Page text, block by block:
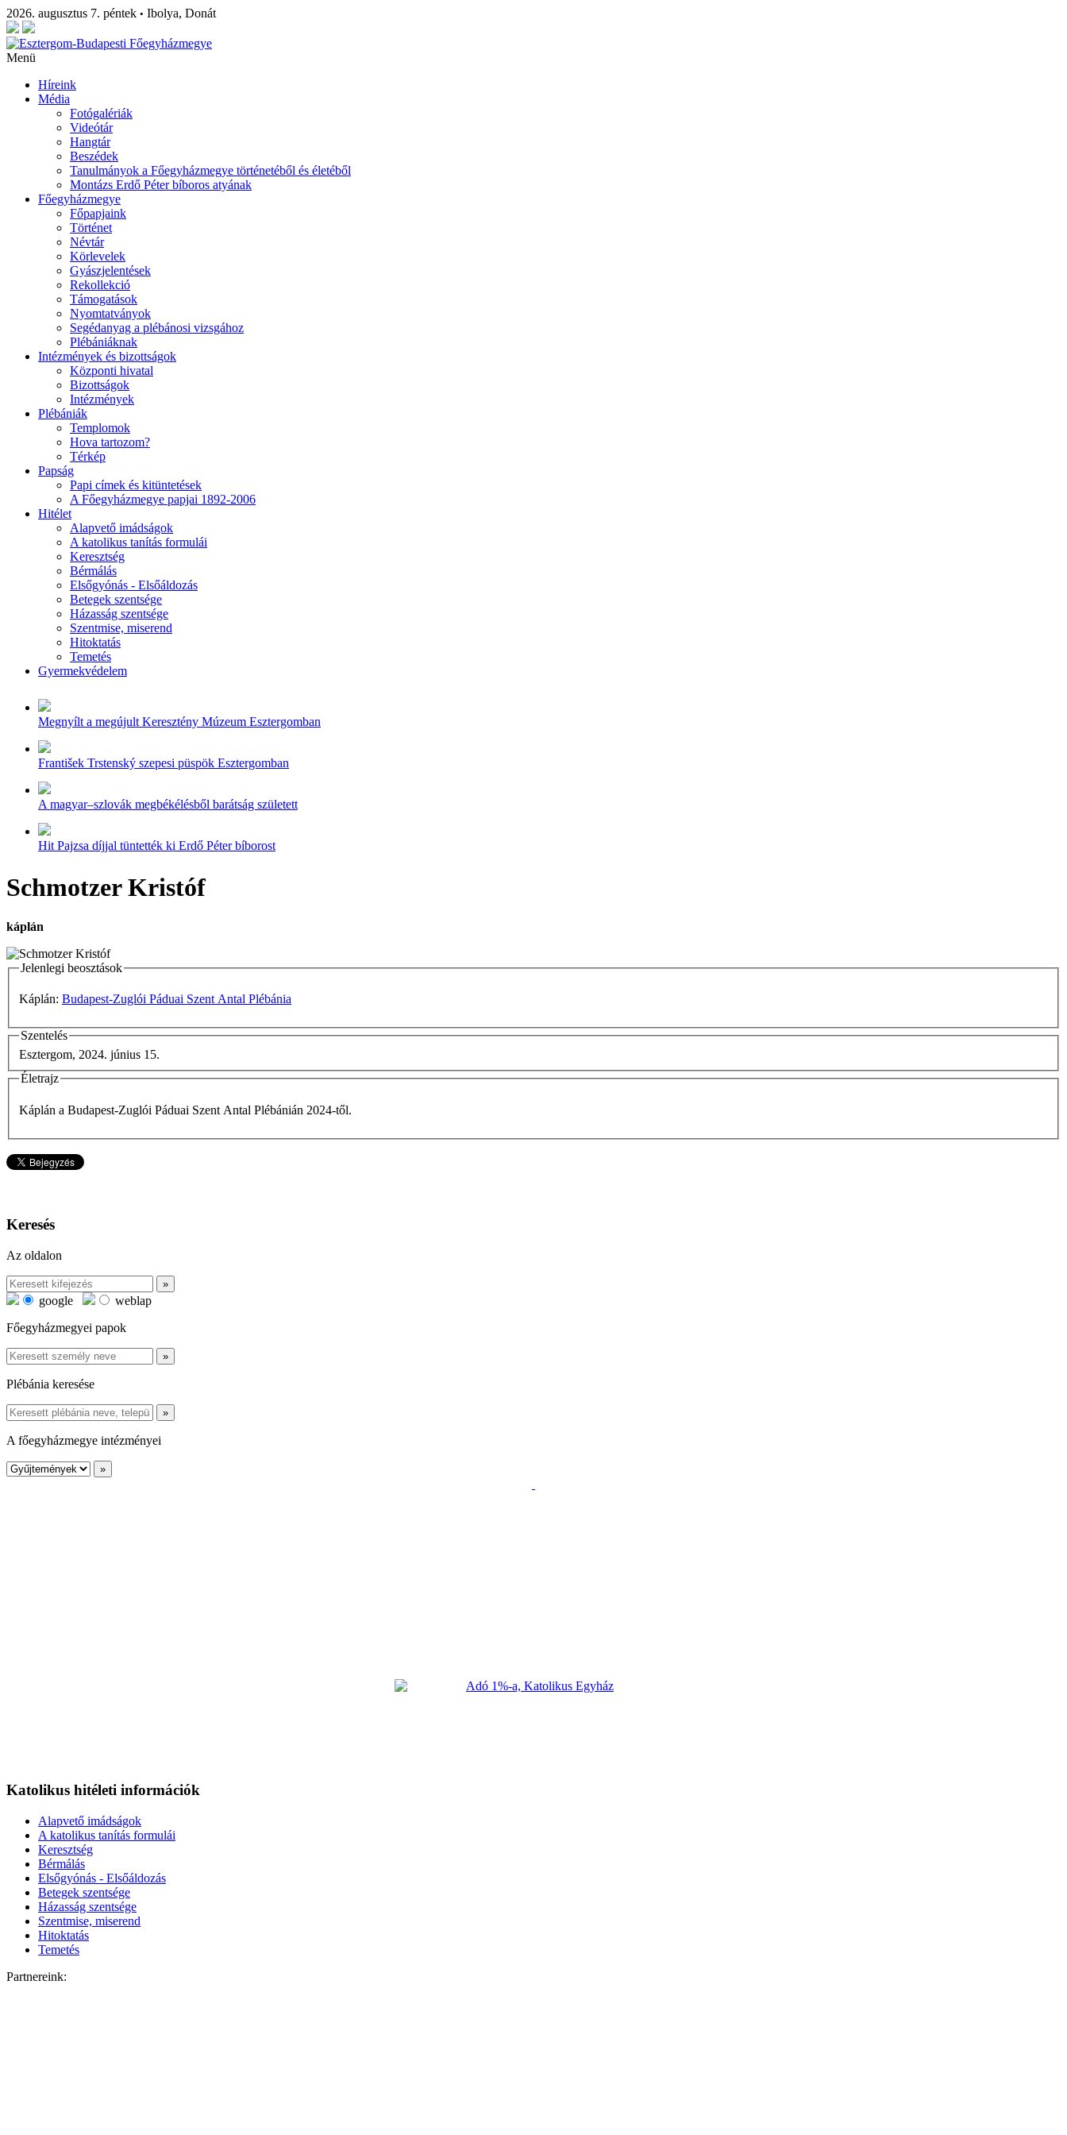
2026. augusztus 7. péntek • Ibolya, Donát
Menü
Híreink
Média
Fotógalériák
Videótár
Hangtár
Beszédek
Tanulmányok a Főegyházmegye történetéből és életéből
Montázs Erdő Péter bíboros atyának
Főegyházmegye
Főpapjaink
Történet
Névtár
Körlevelek
Gyászjelentések
Rekollekció
Támogatások
Nyomtatványok
Segédanyag a plébánosi vizsgához
Plébániáknak
Intézmények és bizottságok
Központi hivatal
Bizottságok
Intézmények
Plébániák
Templomok
Hova tartozom?
Térkép
Papság
Papi címek és kitüntetések
A Főegyházmegye papjai 1892-2006
Hitélet
Alapvető imádságok
A katolikus tanítás formulái
Keresztség
Bérmálás
Elsőgyónás - Elsőáldozás
Betegek szentsége
Házasság szentsége
Szentmise, miserend
Hitoktatás
Temetés
Gyermekvédelem
Megnyílt a megújult Keresztény Múzeum Esztergomban
František Trstenský szepesi püspök Esztergomban
A magyar–szlovák megbékélésből barátság született
Hit Pajzsa díjjal tüntették ki Erdő Péter bíborost
Schmotzer Kristóf
káplán
Jelenlegi beosztások
Káplán: Budapest-Zuglói Páduai Szent Antal Plébánia
Szentelés
Esztergom, 2024. június 15.
Életrajz
Káplán a Budapest-Zuglói Páduai Szent Antal Plébánián 2024-től.
Keresés
Az oldalon
google
weblap
Főegyházmegyei papok
Plébánia keresése
A főegyházmegye intézményei
Katolikus hitéleti információk
Alapvető imádságok
A katolikus tanítás formulái
Keresztség
Bérmálás
Elsőgyónás - Elsőáldozás
Betegek szentsége
Házasság szentsége
Szentmise, miserend
Hitoktatás
Temetés
Partnereink: